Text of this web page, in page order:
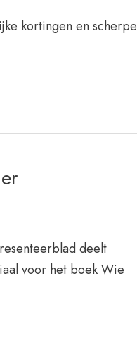
kortingen en scherpe
deelt
voor het boek Wie